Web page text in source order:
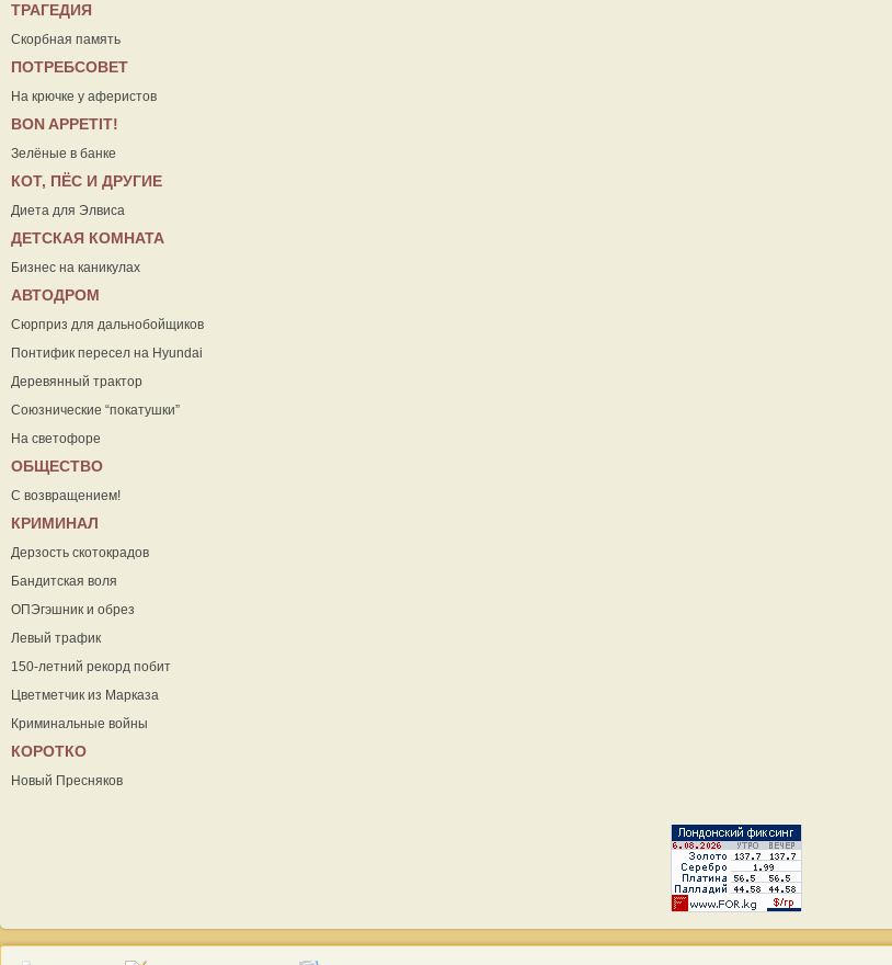
ТРАГЕДИЯ
Скорбная память
ПОТРЕБСОВЕТ
На крючке у аферистов
ВON APPETIT!
Зелёные в банке
КОТ, ПЁС И ДРУГИЕ
Диета для Элвиса
ДЕТСКАЯ КОМНАТА
Бизнес на каникулах
АВТОДРОМ
Сюрприз для дальнобойщиков
Понтифик пересел на Hyundai
Деревянный трактор
Союзнические “покатушки”
На светофоре
ОБЩЕСТВО
С возвращением!
КРИМИНАЛ
Дерзость скотокрадов
Бандитская воля
ОПЭгэшник и обрез
Левый трафик
150-летний рекорд побит
Цветметчик из Марказа
Криминальные войны
КОРОТКО
Новый Пресняков